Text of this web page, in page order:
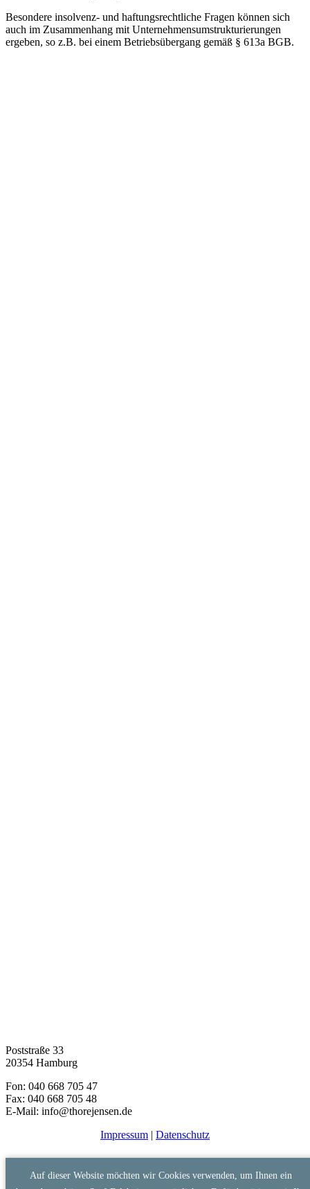
Besondere insolvenz- und haftungsrechtliche Fragen können sich
auch im Zusammenhang mit Unternehmensumstrukturierungen
ergeben, so z.B. bei einem Betriebsübergang gemäß § 613a BGB.
Poststraße 33
20354 Hamburg
Fon: 040 668 705 47
Fax: 040 668 705 48
E-Mail: info@thorejensen.de
Impressum | Datenschutz
Auf dieser Website möchten wir Cookies verwenden, um Ihnen ein